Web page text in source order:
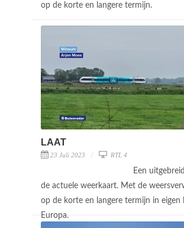
op de korte en langere termijn.
LAAT
23 Juli 2023 RTL 4
Een
de actuele weerkaart. Met de
op de korte en langere termijn in eigen
Europa.